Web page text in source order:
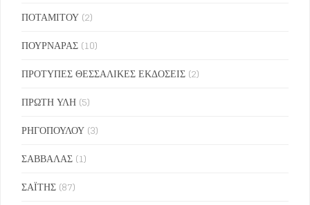
ΠΟΤΑΜΙΤΟΥ (2)
ΠΟΥΡΝΑΡΑΣ (10)
ΠΡΟΤΥΠΕΣ ΘΕΣΣΑΛΙΚΕΣ ΕΚΔΟΣΕΙΣ (2)
ΠΡΩΤΗ ΥΛΗ (5)
ΡΗΓΟΠΟΥΛΟΥ (3)
ΣΑΒΒΑΛΑΣ (1)
ΣΑΪΤΗΣ (87)